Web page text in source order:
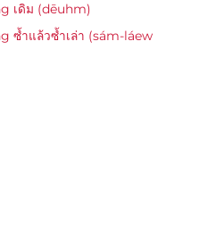
เดิม (dēuhm)
ซ้ำแล้วซ้ำเล่า (sám-láew